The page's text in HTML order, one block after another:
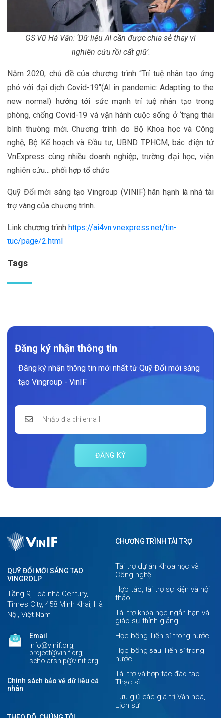
GS Vũ Hà Văn: ‘Dữ liệu AI cần được chia sẻ thay vì
nghiên cứu rồi cất giữ’.
Năm 2020, chủ đề của chương trình “Trí tuệ nhân tạo ứng
phó với đại dịch Covid-19″(AI in pandemic: Adapting to the
new normal) hướng tới sức mạnh trí tuệ nhân tạo trong
phòng, chống Covid-19 và vận hành cuộc sống ở ‘trạng thái
bình thường mới. Chương trình do Bộ Khoa học và Công
nghệ, Bộ Kế hoạch và Đầu tư, UBND TPHCM, báo điện tử
VnExpress cùng nhiều doanh nghiệp, trường đại học, viện
nghiên cứu… phối hợp tổ chức
Quỹ Đổi mới sáng tạo Vingroup (VINIF) hân hạnh là nhà tài
trợ vàng của chương trình.
Link chương trình https://ai4vn.vnexpress.net/tin-
tuc/page/2.html
Tags
Đăng ký nhận thông tin
Đăng ký nhận thông tin mới nhất từ Quỹ Đổi mới sáng
tạo Vingroup - VinIF
ĐĂNG KÝ
QUỸ ĐỔI MỚI SÁNG TẠO
VINGROUP
Tầng 9, Toà nhà Century,
Times City, 458 Minh Khai, Hà
Nội, Việt Nam
Email
info@vinif.org;
project@vinif.org;
scholarship@vinif.org
Chính sách bảo vệ dữ liệu cá
nhân
CHƯƠNG TRÌNH TÀI TRỢ
Tài trợ dự án Khoa học và
Công nghệ
Hợp tác, tài trợ sự kiện và hội
thảo
Tài trợ khóa học ngắn hạn và
giáo sư thỉnh giảng
Học bổng Tiến sĩ trong nước
Học bổng sau Tiến sĩ trong
nước
Tài trợ và hợp tác đào tạo
Thạc sĩ
Lưu giữ các giá trị Văn hoá,
Lịch sử